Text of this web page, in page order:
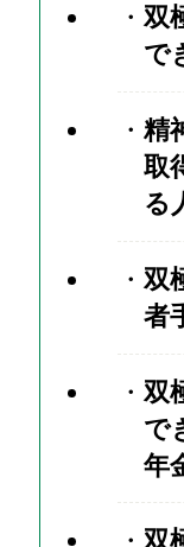
双
で
精
取
る
双
者
双
で
年
双